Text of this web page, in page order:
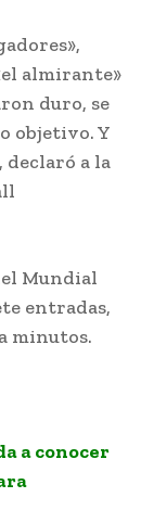
almirante»
duro, se
objetivo. Y
declaró a la
Mundial
entradas,
minutos.
a conocer